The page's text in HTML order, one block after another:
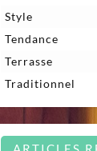
Style
Tendance
Terrasse
Traditionnel